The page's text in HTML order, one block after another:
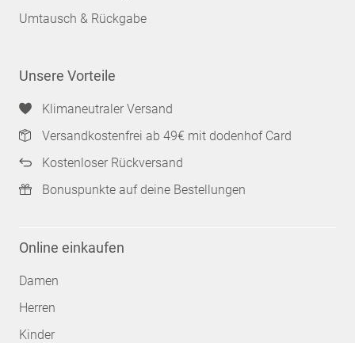
Umtausch & Rückgabe
Unsere Vorteile
Klimaneutraler Versand
Versandkostenfrei ab 49€ mit dodenhof Card
Kostenloser Rückversand
Bonuspunkte auf deine Bestellungen
Online einkaufen
Damen
Herren
Kinder